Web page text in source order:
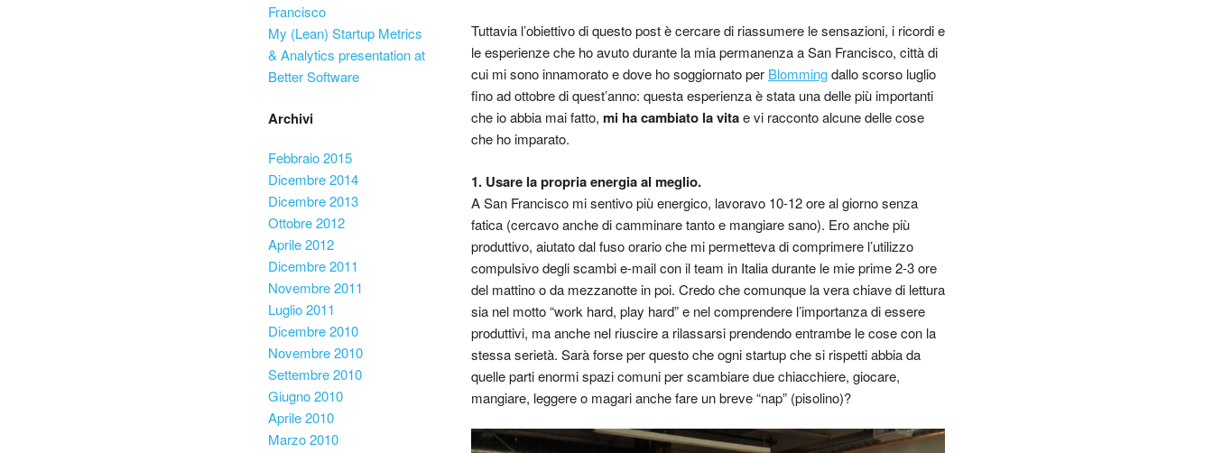
Tuttavia l’obiettivo di questo post è cercare di riassumere le sensazioni, i ricordi e
le esperienze che ho avuto durante la mia permanenza a San Francisco, città di
cui mi sono innamorato e dove ho soggiornato per Blommingdallo scorso luglio
fino ad ottobre di quest’anno: questa esperienza è stata una delle più importanti
che io abbia mai fatto, mi ha cambiato la vitae vi racconto alcune delle cose
che ho imparato.
1. Usare la propria energia al meglio.
A San Francisco mi sentivo più energico, lavoravo 10-12 ore al giorno senza
fatica (cercavo anche di camminare tanto e mangiare sano). Ero anche più
produttivo, aiutato dal fuso orario che mi permetteva di comprimere l’utilizzo
compulsivo degli scambi e-mail con il team in Italia durante le mie prime 2-3 ore
del mattino o da mezzanotte in poi. Credo che comunque la vera chiave di lettura
sia nel motto “work hard, play hard” e nel comprendere l’importanza di essere
produttivi, ma anche nel riuscire a rilassarsi prendendo entrambe le cose con la
stessa serietà. Sarà forse per questo che ogni startup che si rispetti abbia da
quelle parti enormi spazi comuni per scambiare due chiacchiere, giocare,
mangiare, leggere o magari anche fare un breve “nap” (pisolino)?
Francisco
My (Lean) Startup Metrics
& Analytics presentation at
Better Software
Archivi
Febbraio 2015
Dicembre 2014
Dicembre 2013
Ottobre 2012
Aprile 2012
Dicembre 2011
Novembre 2011
Luglio 2011
Dicembre 2010
Novembre 2010
Settembre 2010
Giugno 2010
Aprile 2010
Marzo 2010